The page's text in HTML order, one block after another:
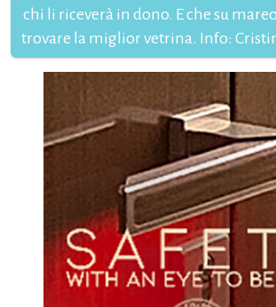
chi li riceverà in dono. E che su
trovare la miglior vetrina. Info: